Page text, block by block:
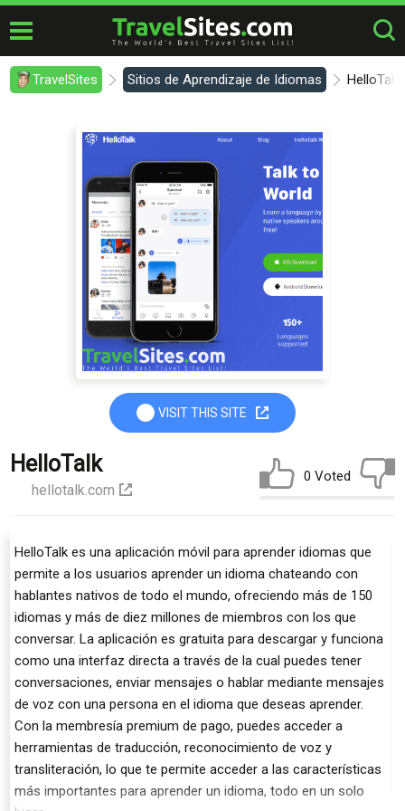
TravelSites Sitios de Aprendizaje de Idiomas HelloTalk
VISIT THIS SITE
HelloTalk
hellotalk.com
0 Voted
HelloTalk es una aplicación móvil para aprender idiomas que
permite a los usuarios aprender un idioma chateando con
hablantes nativos de todo el mundo, ofreciendo más de 150
idiomas y más de diez millones de miembros con los que
conversar. La aplicación es gratuita para descargar y funciona
como una interfaz directa a través de la cual puedes tener
conversaciones, enviar mensajes o hablar mediante mensajes
de voz con una persona en el idioma que deseas aprender.
Con la membresía premium de pago, puedes acceder a
herramientas de traducción, reconocimiento de voz y
transliteración, lo que te permite acceder a las características
más importantes para aprender un idioma, todo en un solo